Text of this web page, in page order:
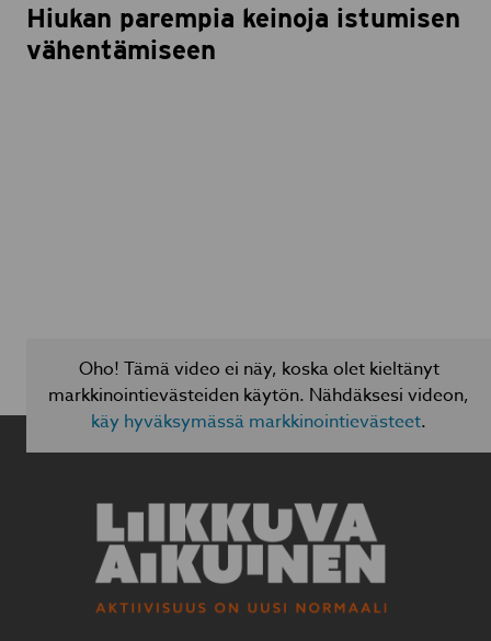
Hiukan parempia keinoja istumisen
vähentämiseen
Oho! Tämä video ei näy, koska olet kieltänyt
markkinointievästeiden käytön. Nähdäksesi videon,
käy hyväksymässä markkinointievästeet.